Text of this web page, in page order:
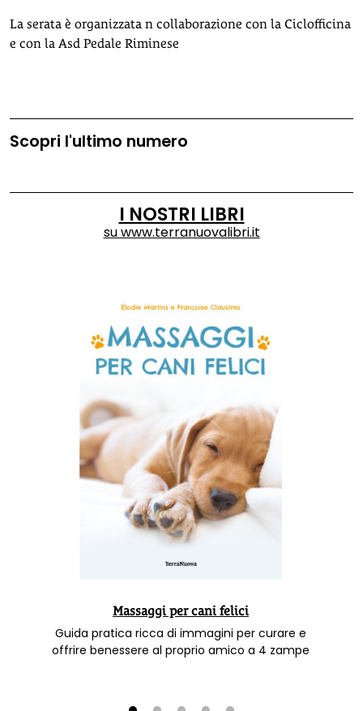
La serata è organizzata n collaborazione con la Ciclofficina
e con la Asd Pedale Riminese
Scopri l'ultimo numero
I NOSTRI LIBRI
suwww.terranuovalibri.it
Massaggi per cani felici
Guida pratica ricca di immagini per curare e
offrire benessere al proprio amico a 4 zampe